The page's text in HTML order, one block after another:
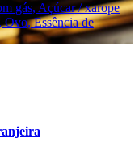
gás, Açúcar / xarope
Essência de